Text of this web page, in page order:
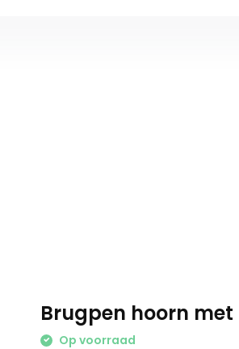
Brugpen hoorn
Op voorraad